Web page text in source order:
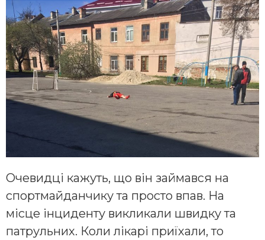
Очевидці кажуть, що він займався на
спортмайданчику та просто впав. На
місце інциденту викликали швидку та
патрульних. Коли лікарі приїхали, то